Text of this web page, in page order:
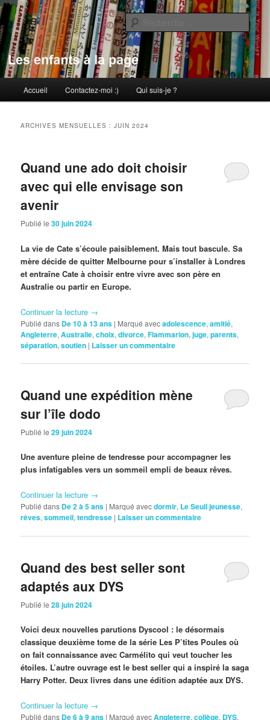
Aller
au
contenu
principal
Aller
au
contenu
secondaireLes enfants à la page
principal
Accueil Contactez-moi :) Qui suis-je ?
ARCHIVES MENSUELLES :JUIN 2024
Quand une ado doit choisir
avec qui elle envisage son
avenir
Publié le30 juin 2024
La vie de Cate s’écoule paisiblement. Mais tout bascule. Sa
mère décide de quitter Melbourne pour s’installer à Londres
et entraîne Cate à choisir entre vivre avec son père en
Australie ou partir en Europe.
Continuer la lecture →
Publié dans De 10 à 13 ans | Marqué avecadolescence,amitié,
Angleterre,Australie,choix,divorce,Flammarion,juge,parents,
séparation,soutien | Laisser un commentaire
Quand une expédition mène
sur l’île dodo
Publié le29 juin 2024
Une aventure pleine de tendresse pour accompagner les
plus infatigables vers un sommeil empli de beaux rêves.
Continuer la lecture →
Publié dans De 2 à 5 ans | Marqué avecdormir, Le Seuil jeunesse,
rêves,sommeil,tendresse | Laisser un commentaire
Quand des best seller sont
adaptés aux DYS
Publié le28 juin 2024
Voici deux nouvelles parutions Dyscool : le désormais
classique deuxième tome de la série Les P’tites Poules où
on fait connaissance avec Carmélito qui veut toucher les
étoiles. L’autre ouvrage est le best seller qui a inspiré la saga
Harry Potter. Deux livres dans une édition adaptée aux DYS.
Continuer la lecture →
Publié dans De 6 à 9 ans | Marqué avecAngleterre,collège, DYS,